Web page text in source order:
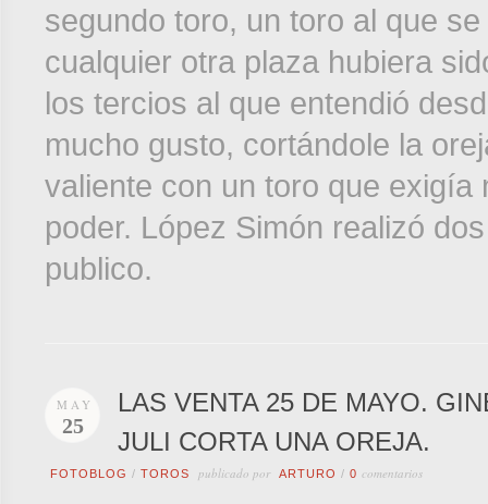
segundo toro, un toro al que
cualquier otra plaza hubiera
los tercios al que entendió
mucho gusto, cortándole la
valiente con un toro que
poder. López Simón realizó
publico.
MAY
25
LAS VENTA 25 DE MAYO.
JULI CORTA UNA OREJA.
FOTOBLOG / TOROS publicado por ARTURO / 0 comentarios